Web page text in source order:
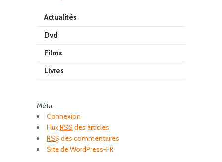
Actualités
Dvd
Films
Livres
Méta
Connexion
FluxRSS des articles
RSS des commentaires
Site de WordPress-FR